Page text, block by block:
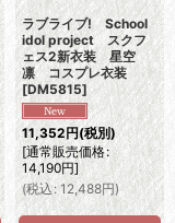
ラブライブ! School
idol project スクフ
ェス2新衣装 星空
凛 コスプレ衣装
[DM5815]
11,352円(税別)
[通常販売価格:
14,190円]
(税込: 12,488円)